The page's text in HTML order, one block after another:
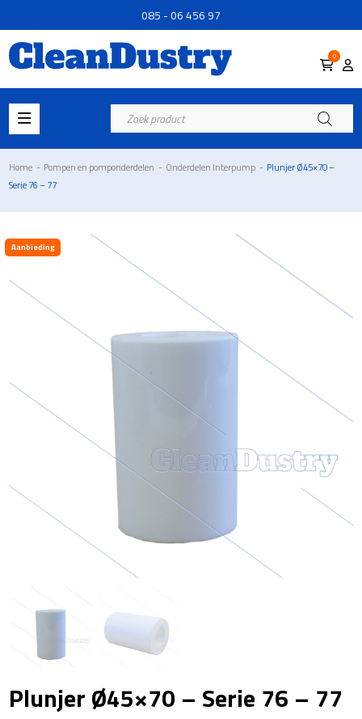
085 - 06 456 97
0
Producten
zoeken
Home - Pompen en pomponderdelen - Onderdelen Interpump - Plunjer Ø45×70 –
Serie 76 – 77
Aanbieding
Plunjer Ø45×70 – Serie 76 – 77